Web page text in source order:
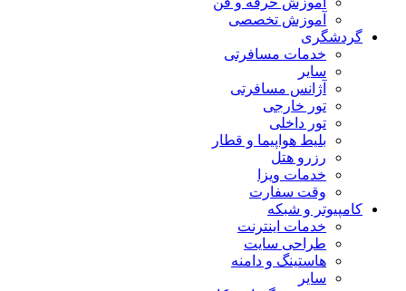
آموزش تخصصی
گردشگری
خدمات مسافرتی
سایر
آژانس مسافرتی
تور خارجی
تور داخلی
بلیط هواپیما و قطار
رزرو هتل
خدمات ویزا
وقت سفارت
کامپیوتر و شبکه
خدمات اینترنت
طراحی سایت
هاستینگ و دامنه
سایر